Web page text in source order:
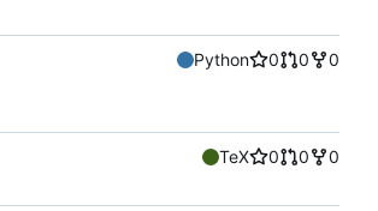
Python 0 0
0
TeX 0 0
0